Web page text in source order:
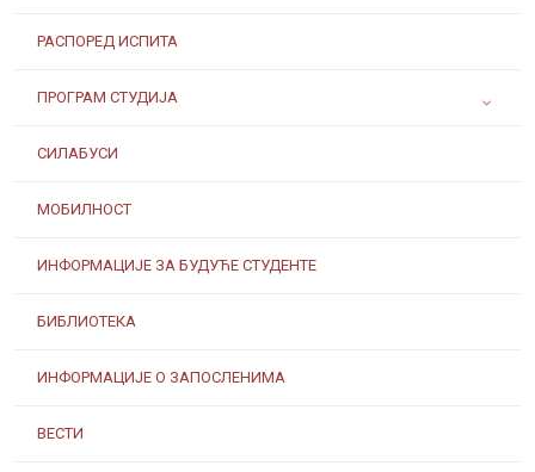
РАСПОРЕД ИСПИТА
ПРОГРАМ СТУДИЈА
СИЛАБУСИ
МОБИЛНОСТ
ИНФОРМАЦИЈЕ ЗА БУДУЋЕ СТУДЕНТЕ
БИБЛИОТЕКА
ИНФОРМАЦИЈЕ О ЗАПОСЛЕНИМА
ВЕСТИ